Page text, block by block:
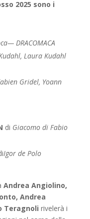
2025 sono i
— DRACOMACA
Laura Kudahl
Gridel, Yoann
di Giacomo di Fabio
Igor de Polo
Andrea Angiolino,
Andrea
Teragnoli rivelerà i